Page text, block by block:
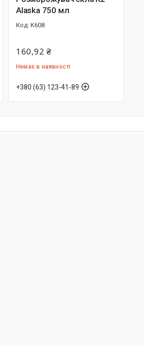
Alaska 750 мл
K608
160,92 ₴
Немає в наявності
+380 (63) 123-41-89